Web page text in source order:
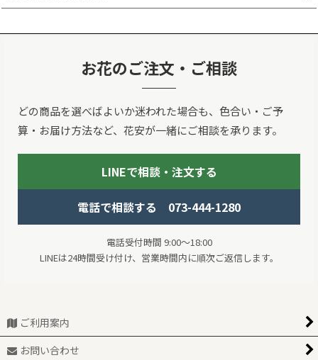
お花のご注文・ご相談
どの商品を選べばよいか迷われた場合も、色合い・ご予
算・お届け方法など、花安が一緒にご相談を承ります。
LINEで相談・注文する
電話で相談する 073-444-1280
電話受付時間 9:00～18:00
LINEは24時間受け付け、営業時間内に順次ご返信します。
ご利用案内
お問い合わせ